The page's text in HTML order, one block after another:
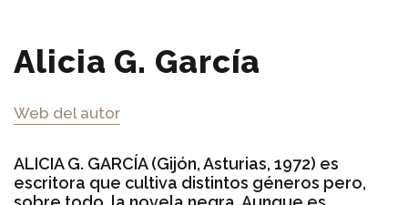
Alicia G. García
Web del autor
ALICIA G. GARCÍA (Gijón, Asturias, 1972) es
escritora que cultiva distintos géneros pero,